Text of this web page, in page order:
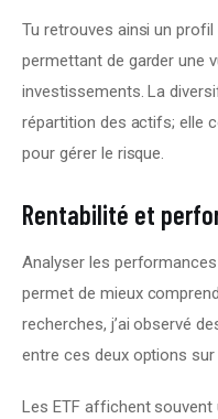
Tu retrouves ainsi un
permettant de garder une
investissements. La
répartition des actifs; elle
pour gérer le risque.
Rentabilité et
Analyser les
permet de mieux
recherches, j’ai observé
entre ces deux options
Les ETF affichent